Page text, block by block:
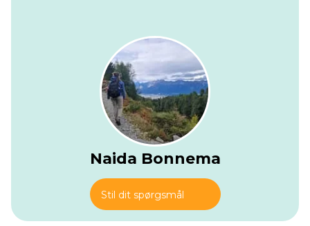
Naida Bonnema
Stil dit spørgsmål